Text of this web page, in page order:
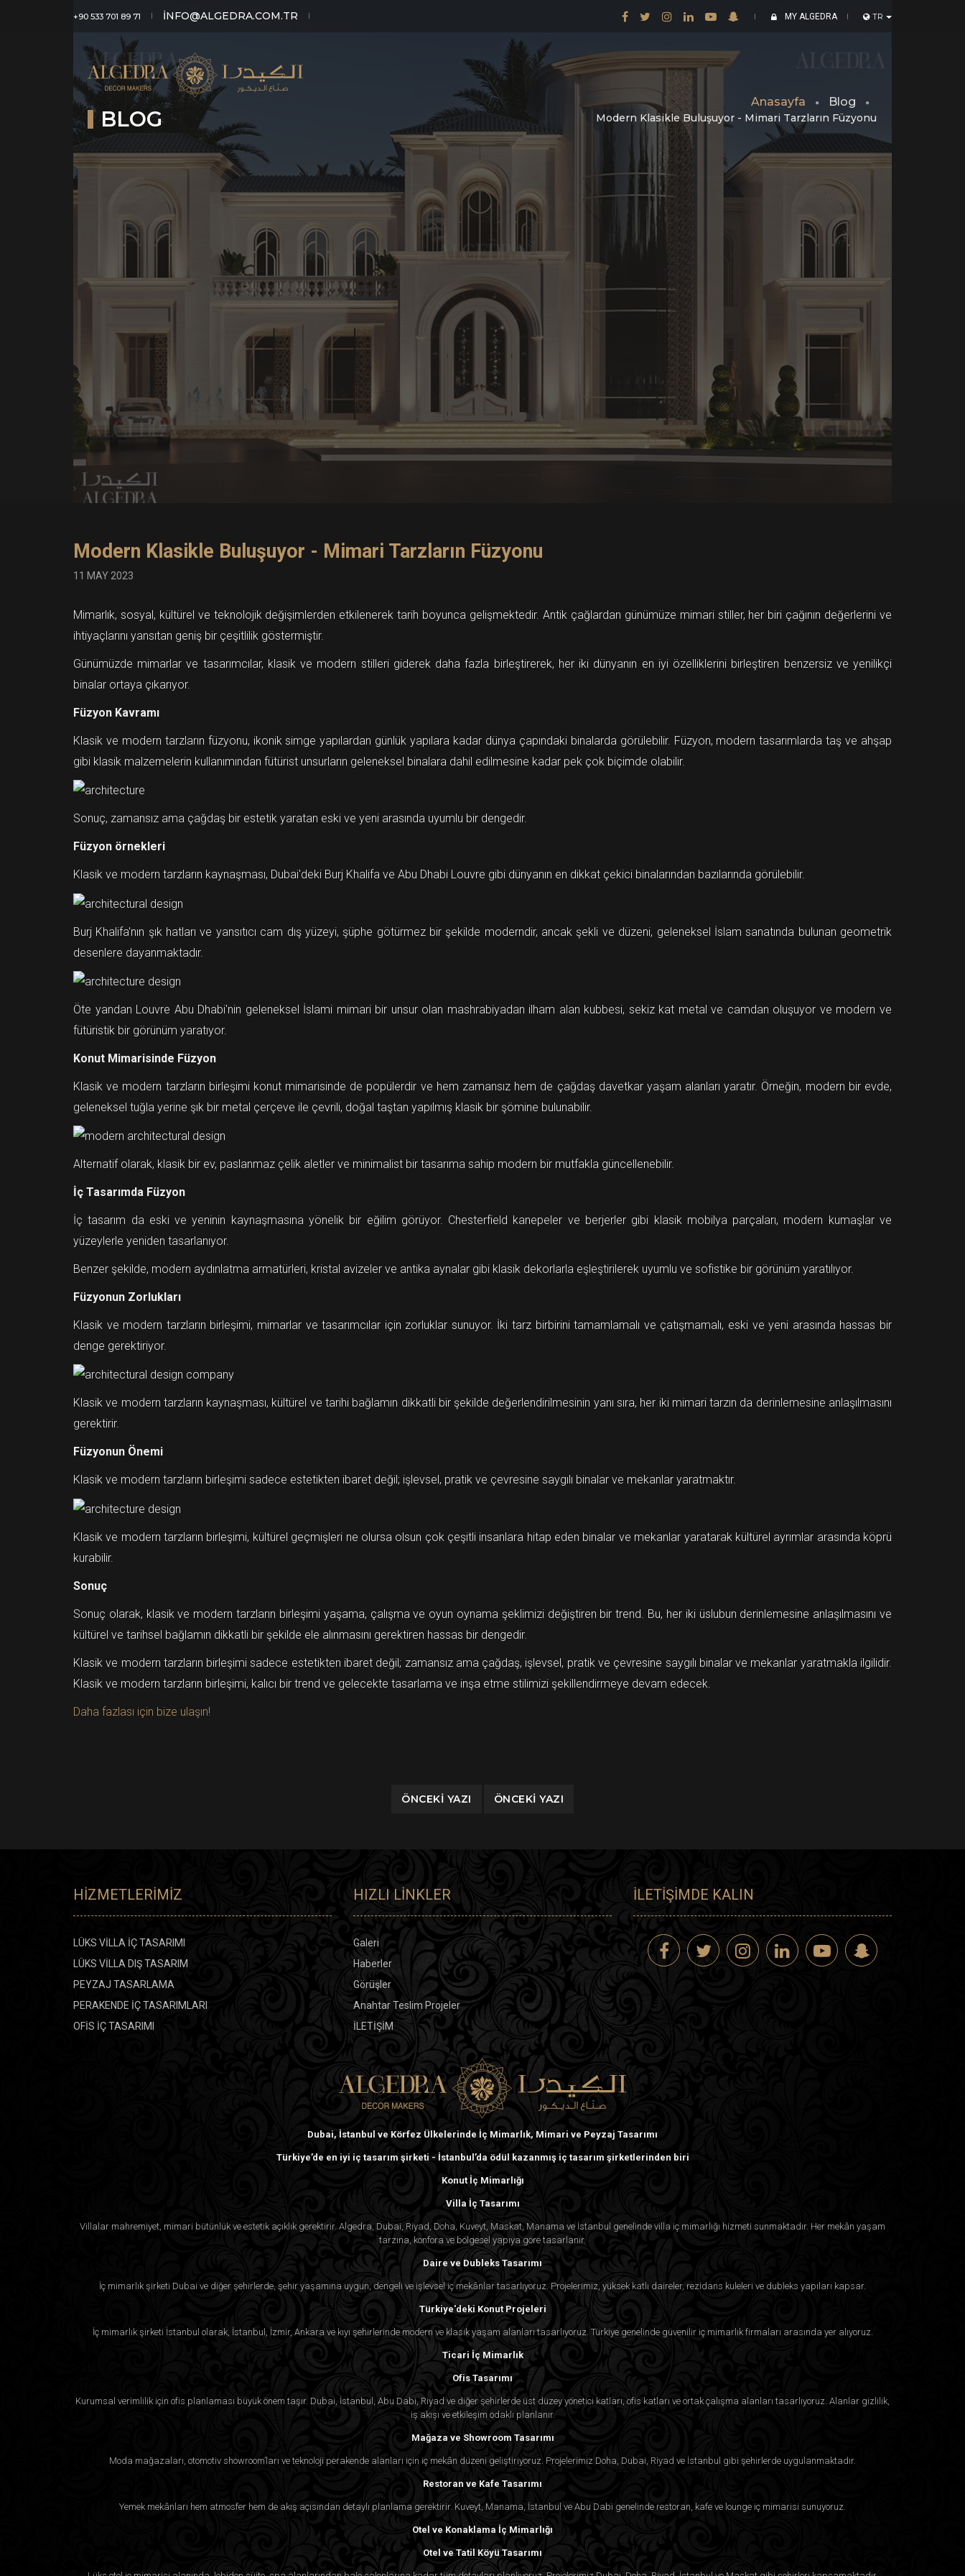
+90 533 701 89 71 INFO@ALGEDRA.COM.TR MY ALGEDRA TR
BLOG
Anasayfa Blog
Modern Klasikle Buluşuyor - Mimari Tarzların Füzyonu
Modern Klasikle Buluşuyor - Mimari Tarzların Füzyonu
11 MAY 2023
Mimarlık, sosyal, kültürel ve teknolojik değişimlerden etkilenerek tarih boyunca gelişmektedir. Antik çağlardan günümüze mimari stiller, her biri çağının değerlerini ve
ihtiyaçlarını yansıtan geniş bir çeşitlilik göstermiştir.
Günümüzde mimarlar ve tasarımcılar, klasik ve modern stilleri giderek daha fazla birleştirerek, her iki dünyanın en iyi özelliklerini birleştiren benzersiz ve yenilikçi
binalar ortaya çıkarıyor.
Füzyon Kavramı
Klasik ve modern tarzların füzyonu, ikonik simge yapılardan günlük yapılara kadar dünya çapındaki binalarda görülebilir. Füzyon, modern tasarımlarda taş ve ahşap
gibi klasik malzemelerin kullanımından fütürist unsurların geleneksel binalara dahil edilmesine kadar pek çok biçimde olabilir.
Sonuç, zamansız ama çağdaş bir estetik yaratan eski ve yeni arasında uyumlu bir dengedir.
Füzyon örnekleri
Klasik ve modern tarzların kaynaşması, Dubai'deki Burj Khalifa ve Abu Dhabi Louvre gibi dünyanın en dikkat çekici binalarından bazılarında görülebilir.
Burj Khalifa'nın şık hatları ve yansıtıcı cam dış yüzeyi, şüphe götürmez bir şekilde moderndir, ancak şekli ve düzeni, geleneksel İslam sanatında bulunan geometrik
desenlere dayanmaktadır.
Öte yandan Louvre Abu Dhabi'nin geleneksel İslami mimari bir unsur olan mashrabiyadan ilham alan kubbesi, sekiz kat metal ve camdan oluşuyor ve modern ve
fütüristik bir görünüm yaratıyor.
Konut Mimarisinde Füzyon
Klasik ve modern tarzların birleşimi konut mimarisinde de popülerdir ve hem zamansız hem de çağdaş davetkar yaşam alanları yaratır. Örneğin, modern bir evde,
geleneksel tuğla yerine şık bir metal çerçeve ile çevrili, doğal taştan yapılmış klasik bir şömine bulunabilir.
Alternatif olarak, klasik bir ev, paslanmaz çelik aletler ve minimalist bir tasarıma sahip modern bir mutfakla güncellenebilir.
İç Tasarımda Füzyon
İç tasarım da eski ve yeninin kaynaşmasına yönelik bir eğilim görüyor. Chesterfield kanepeler ve berjerler gibi klasik mobilya parçaları, modern kumaşlar ve
yüzeylerle yeniden tasarlanıyor.
Benzer şekilde, modern aydınlatma armatürleri, kristal avizeler ve antika aynalar gibi klasik dekorlarla eşleştirilerek uyumlu ve sofistike bir görünüm yaratılıyor.
Füzyonun Zorlukları
Klasik ve modern tarzların birleşimi, mimarlar ve tasarımcılar için zorluklar sunuyor. İki tarz birbirini tamamlamalı ve çatışmamalı, eski ve yeni arasında hassas bir
denge gerektiriyor.
Klasik ve modern tarzların kaynaşması, kültürel ve tarihi bağlamın dikkatli bir şekilde değerlendirilmesinin yanı sıra, her iki mimari tarzın da derinlemesine anlaşılmasını
gerektirir.
Füzyonun Önemi
Klasik ve modern tarzların birleşimi sadece estetikten ibaret değil; işlevsel, pratik ve çevresine saygılı binalar ve mekanlar yaratmaktır.
Klasik ve modern tarzların birleşimi, kültürel geçmişleri ne olursa olsun çok çeşitli insanlara hitap eden binalar ve mekanlar yaratarak kültürel ayrımlar arasında köprü
kurabilir.
Sonuç
Sonuç olarak, klasik ve modern tarzların birleşimi yaşama, çalışma ve oyun oynama şeklimizi değiştiren bir trend. Bu, her iki üslubun derinlemesine anlaşılmasını ve
kültürel ve tarihsel bağlamın dikkatli bir şekilde ele alınmasını gerektiren hassas bir dengedir.
Klasik ve modern tarzların birleşimi sadece estetikten ibaret değil; zamansız ama çağdaş, işlevsel, pratik ve çevresine saygılı binalar ve mekanlar yaratmakla ilgilidir.
Klasik ve modern tarzların birleşimi, kalıcı bir trend ve gelecekte tasarlama ve inşa etme stilimizi şekillendirmeye devam edecek.
Daha fazlası için bize ulaşın!
ÖNCEKI YAZI ÖNCEKI YAZI
HIZMETLERIMIZ
LÜKS VİLLA İÇ TASARIMI
LÜKS VİLLA DIŞ TASARIM
PEYZAJ TASARLAMA
PERAKENDE İÇ TASARIMLARI
OFİS İÇ TASARIMI
HIZLI LINKLER
Galeri
Haberler
Görüşler
Anahtar Teslim Projeler
İLETİŞİM
İLETIŞIMDE KALIN
Dubai, İstanbul ve Körfez Ülkelerinde İç Mimarlık, Mimari ve Peyzaj Tasarımı
Türkiye’de en iyi iç tasarım şirketi - İstanbul’da ödül kazanmış iç tasarım şirketlerinden biri
Konut İç Mimarlığı
Villa İç Tasarımı
Villalar mahremiyet, mimari bütünlük ve estetik açıklık gerektirir. Algedra, Dubai, Riyad, Doha, Kuveyt, Maskat, Manama ve İstanbul genelinde villa iç mimarlığı hizmeti sunmaktadır. Her mekân yaşam
tarzına, konfora ve bölgesel yapıya göre tasarlanır.
Daire ve Dubleks Tasarımı
İç mimarlık şirketi Dubai ve diğer şehirlerde, şehir yaşamına uygun, dengeli ve işlevsel iç mekânlar tasarlıyoruz. Projelerimiz, yüksek katlı daireler, rezidans kuleleri ve dubleks yapıları kapsar.
Türkiye'deki Konut Projeleri
İç mimarlık şirketi İstanbul olarak, İstanbul, İzmir, Ankara ve kıyı şehirlerinde modern ve klasik yaşam alanları tasarlıyoruz. Türkiye genelinde güvenilir iç mimarlık firmaları arasında yer alıyoruz.
Ticari İç Mimarlık
Ofis Tasarımı
Kurumsal verimlilik için ofis planlaması büyük önem taşır. Dubai, İstanbul, Abu Dabi, Riyad ve diğer şehirlerde üst düzey yönetici katları, ofis katları ve ortak çalışma alanları tasarlıyoruz. Alanlar gizlilik,
iş akışı ve etkileşim odaklı planlanır.
Mağaza ve Showroom Tasarımı
Moda mağazaları, otomotiv showroom’ları ve teknoloji perakende alanları için iç mekân düzeni geliştiriyoruz. Projelerimiz Doha, Dubai, Riyad ve İstanbul gibi şehirlerde uygulanmaktadır.
Restoran ve Kafe Tasarımı
Yemek mekânları hem atmosfer hem de akış açısından detaylı planlama gerektirir. Kuveyt, Manama, İstanbul ve Abu Dabi genelinde restoran, kafe ve lounge iç mimarisi sunuyoruz.
Otel ve Konaklama İç Mimarlığı
Otel ve Tatil Köyü Tasarımı